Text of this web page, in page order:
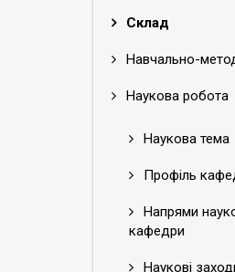
Склад
Навчально-
Наукова робота
Наукова тема
Профіль
Напрями
кафедри
Наукові